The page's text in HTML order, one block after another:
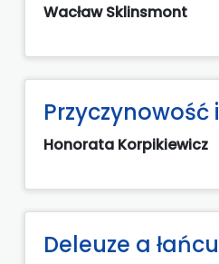
Wacław Sklinsmont
Honorata Korpikiewicz
Deleuze a